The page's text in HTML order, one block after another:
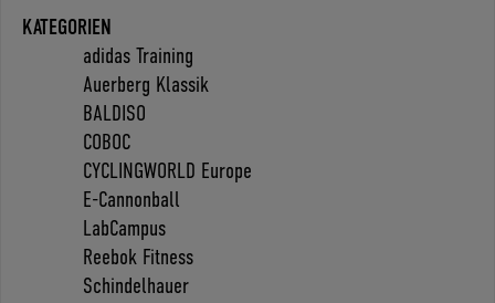
KATEGORIEN
adidas Training
Auerberg Klassik
BALDISO
COBOC
CYCLINGWORLD Europe
E-Cannonball
LabCampus
Reebok Fitness
Schindelhauer